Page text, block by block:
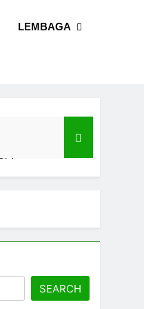
LEMBAGA
SEARCH